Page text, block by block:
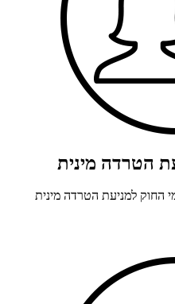
הטרדה מינית
החוק למניעת הטרדה מינית